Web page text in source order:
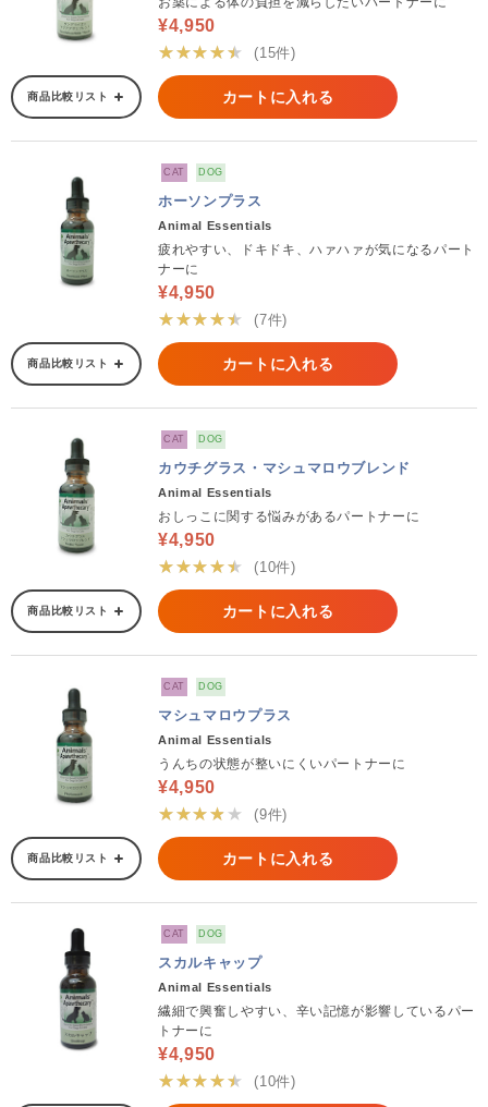
¥4,950
★★★★★
(15件)
商品比較リスト カートに入れる
CAT DOG
ホーソンプラス
Animal Essentials
疲れやすい、ドキドキ、ハァハァが気になるパート
ナーに
¥4,950
★★★★★
(7件)
商品比較リスト カートに入れる
CAT DOG
カウチグラス・マシュマロウブレンド
Animal Essentials
おしっこに関する悩みがあるパートナーに
¥4,950
★★★★★
(10件)
商品比較リスト カートに入れる
CAT DOG
マシュマロウプラス
Animal Essentials
うんちの状態が整いにくいパートナーに
¥4,950
★★★★★
(9件)
商品比較リスト カートに入れる
CAT DOG
スカルキャップ
Animal Essentials
繊細で興奮しやすい、辛い記憶が影響しているパー
トナーに
¥4,950
★★★★★
(10件)